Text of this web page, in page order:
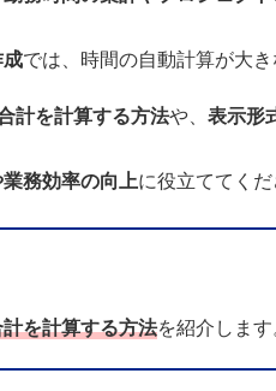
では、時間の自動計算が大き
計を計算する方法や、 表示形
務効率の向上に役立ててくだ
を計算する方法を紹介します